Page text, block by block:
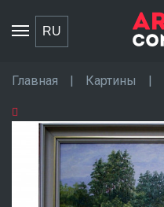
Toggle
navigation
RU
Главная | Картины |